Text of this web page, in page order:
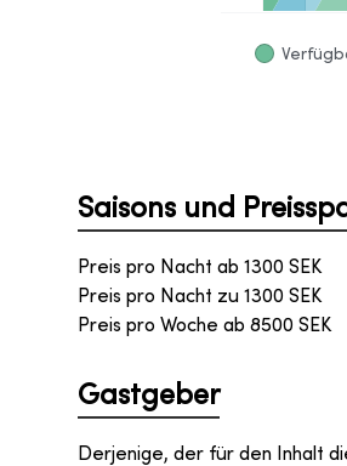
Saisons und
Preis pro Nacht ab 1300 SEK
Preis pro Nacht zu 1300 SEK
Preis pro Woche ab 8500 SEK
Gastgeber
Derjenige, der für den Inhalt